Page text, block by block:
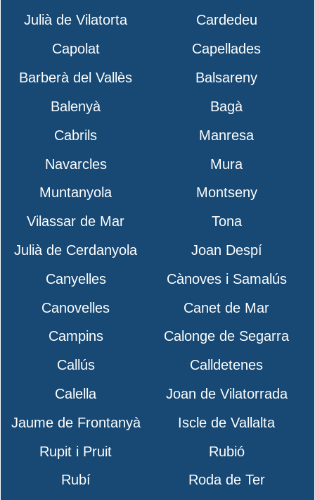
Julià de Vilatorta
Cardedeu
Capolat
Capellades
Barberà del Vallès
Balsareny
Balenyà
Bagà
Cabrils
Manresa
Navarcles
Mura
Muntanyola
Montseny
Vilassar de Mar
Tona
Julià de Cerdanyola
Joan Despí
Canyelles
Cànoves i Samalús
Canovelles
Canet de Mar
Campins
Calonge de Segarra
Callús
Calldetenes
Calella
Joan de Vilatorrada
Jaume de Frontanyà
Iscle de Vallalta
Rupit i Pruit
Rubió
Rubí
Roda de Ter